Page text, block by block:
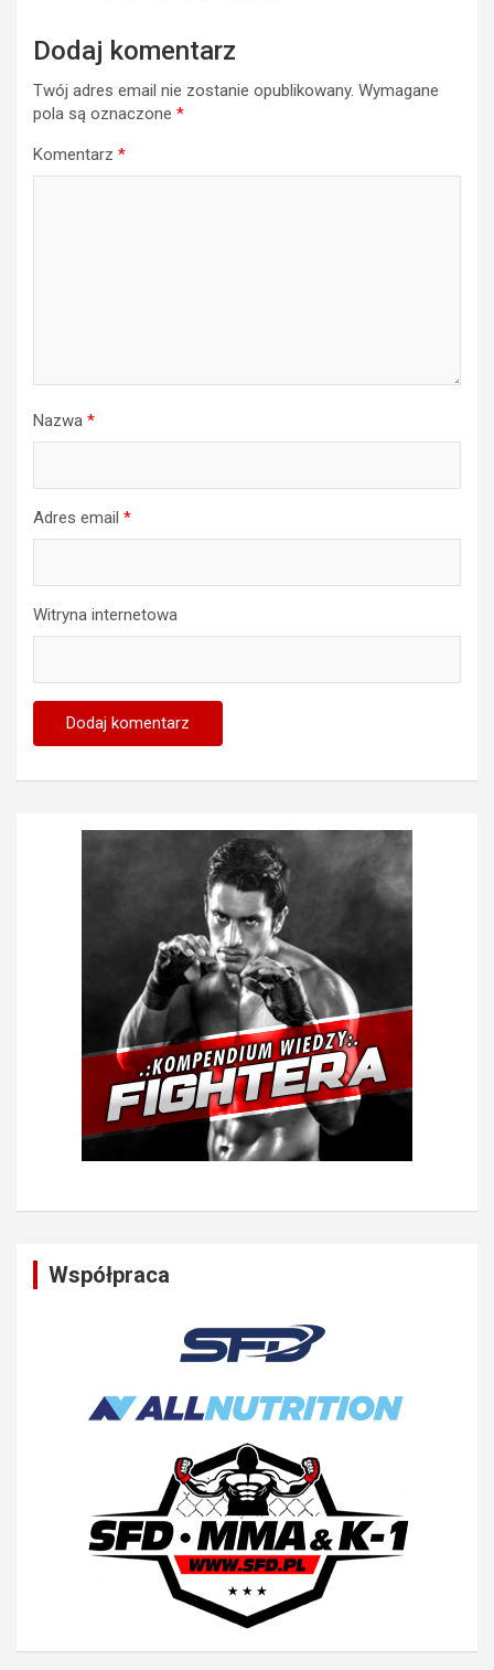
Dodaj komentarz
Twój adres email nie zostanie opublikowany. Wymagane
pola są oznaczone *
Komentarz *
Nazwa *
Adres email *
Witryna internetowa
Współpraca